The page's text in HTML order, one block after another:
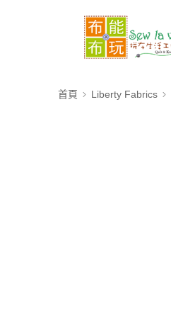
首頁 Liberty Fabrics